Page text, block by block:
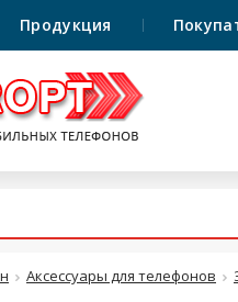
Продукция
Аксессуары для телефонов